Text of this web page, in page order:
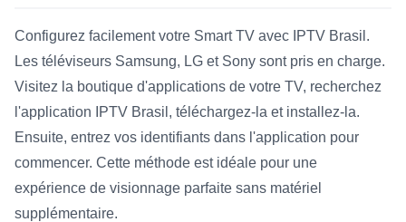
Configurez facilement votre Smart TV avec IPTV Brasil.
Les téléviseurs Samsung, LG et Sony sont pris en charge.
Visitez la boutique d'applications de votre TV, recherchez
l'application IPTV Brasil, téléchargez-la et installez-la.
Ensuite, entrez vos identifiants dans l'application pour
commencer. Cette méthode est idéale pour une
expérience de visionnage parfaite sans matériel
supplémentaire.